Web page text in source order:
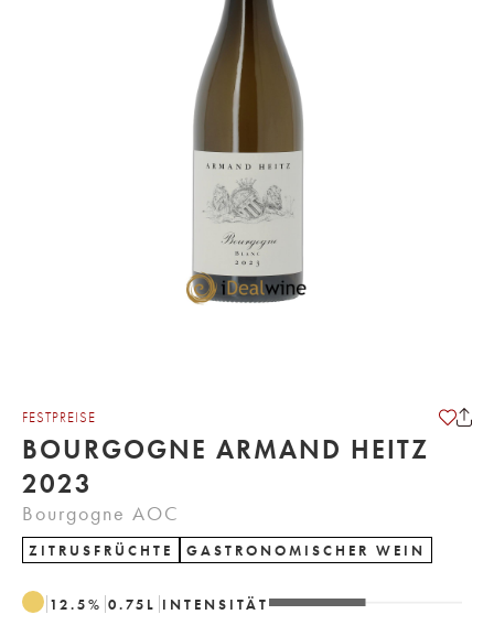
FESTPREISE
BOURGOGNE ARMAND HEITZ
2023
Bourgogne AOC
ZITRUSFRÜCHTE GASTRONOMISCHER WEIN
12.5% 0.75 L INTENSITÄT